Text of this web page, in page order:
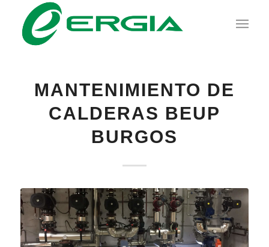
MANTENIMIENTO DE
CALDERAS BEUP
BURGOS